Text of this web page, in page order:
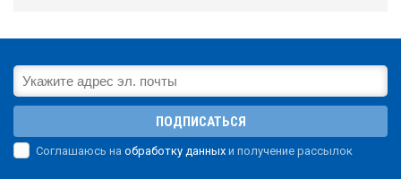
ПОДПИСАТЬСЯ
Соглашаюсь на обработку данных и получение рассылок